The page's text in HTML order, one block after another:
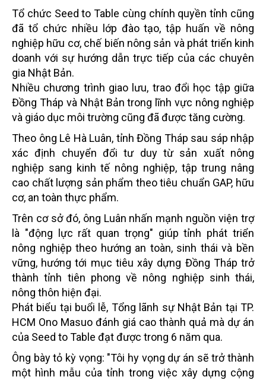
Tổ chức Seed to Table cùng chính quyền tỉnh cũng
đã tổ chức nhiều lớp đào tạo, tập huấn về nông
nghiệp hữu cơ, chế biến nông sản và phát triển kinh
doanh với sự hướng dẫn trực tiếp của các chuyên
gia Nhật Bản.
Nhiều chương trình giao lưu, trao đổi học tập giữa
Đồng Tháp và Nhật Bản trong lĩnh vực nông nghiệp
và giáo dục môi trường cũng đã được tăng cường.
Theo ông Lê Hà Luân, tỉnh Đồng Tháp sau sáp nhập
xác định chuyển đổi tư duy từ sản xuất nông
nghiệp sang kinh tế nông nghiệp, tập trung nâng
cao chất lượng sản phẩm theo tiêu chuẩn GAP, hữu
cơ, an toàn thực phẩm.
Trên cơ sở đó, ông Luân nhấn mạnh nguồn viện trợ
là "động lực rất quan trọng" giúp tỉnh phát triển
nông nghiệp theo hướng an toàn, sinh thái và bền
vững, hướng tới mục tiêu xây dựng Đồng Tháp trở
thành tỉnh tiên phong về nông nghiệp sinh thái,
nông thôn hiện đại.
Phát biểu tại buổi lễ, Tổng lãnh sự Nhật Bản tại TP.
HCM Ono Masuo đánh giá cao thành quả mà dự án
của Seed to Table đạt được trong 6 năm qua.
Ông bày tỏ kỳ vọng: "Tôi hy vọng dự án sẽ trở thành
một hình mẫu của tỉnh trong việc xây dựng cộng